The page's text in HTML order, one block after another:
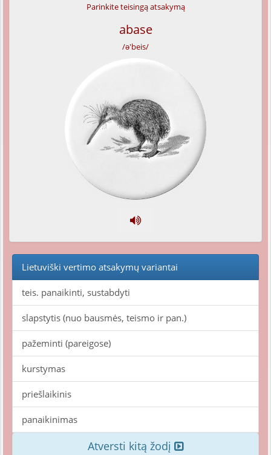
Parinkite teisingą atsakymą
abase
/ə'beis/
Lietuviški vertimo atsakymų variantai
teis. panaikinti, sustabdyti
slapstytis (nuo bausmės, teismo ir pan.)
pažeminti (pareigose)
kurstymas
priešlaikinis
panaikinimas
Atversti kitą žodį